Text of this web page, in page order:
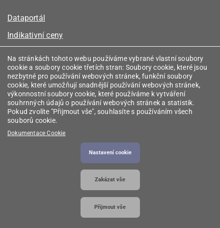
Dataportál
Indikativní ceny
Registr energetických společenství
Registr zprostředkovatelů
Srovnávače
Vyhledávač licencí
2026 © Energetický regulační úřad
poskytovány v souladu se zákonem č. 106/1999
Sb., o svobodném přístupu k informacím.
Na stránkách tohoto webu používáme vybrané vlastní soubory
cookie a soubory cookie třetích stran: Soubory cookie, které jsou
nezbytné pro používání webových stránek, funkční soubory
cookie, které umožňují snadnější používání webových stránek,
výkonnostní soubory cookie, které používáme k vytváření
souhrnných údajů o používání webových stránek a statistik.
Pokud zvolíte "Přijmout vše", souhlasíte s používáním všech
souborů cookie.
Dokumentace Cookie
Nastavení cookie
Zakázat vše
Přijmout vše